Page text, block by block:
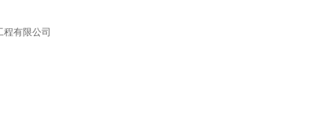
有限公司